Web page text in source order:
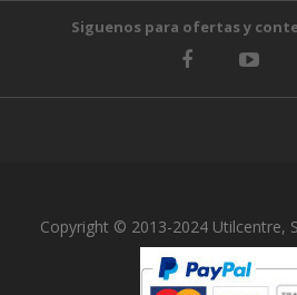
Siguenos para ofertas y
Copyright © 2013-2024 Utilcentre,